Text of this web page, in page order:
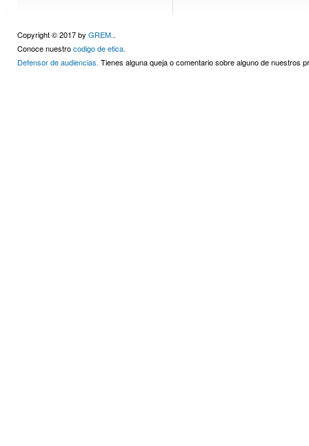
Copyright © 2017 by GREM..
Conoce nuestrocodigo de etica.
Defensor de audiencias. Tienes alguna queja o comentario sobre alguno de nuestros